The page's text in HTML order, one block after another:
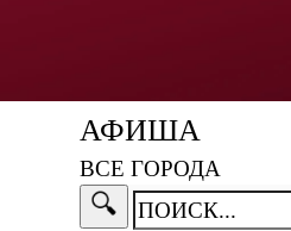
АФИША
ВСЕ ГОРОДА